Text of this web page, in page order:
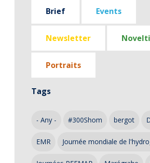
Brief Events
Newsletter
Portraits
Tags
- Any - #300Shom bergot
EMR Journée mondiale de